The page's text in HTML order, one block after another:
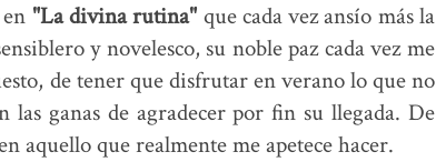
"La divina rutina" que cada vez ansío más la
y novelesco, su noble paz cada vez me
de tener que disfrutar en verano lo que no
las ganas de agradecer por fin su llegada. De
aquello que realmente me apetece hacer.